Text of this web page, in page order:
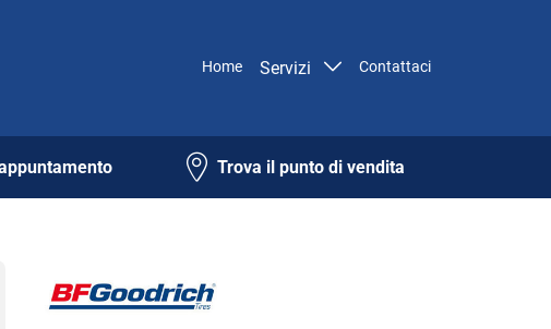
Home Servizi Contattaci
Trova il punto di vendita